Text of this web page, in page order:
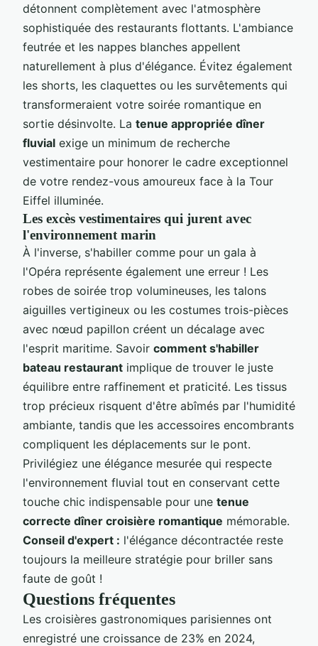
détonnent complètement avec l'atmosphère
sophistiquée des restaurants flottants. L'ambiance
feutrée et les nappes blanches appellent
naturellement à plus d'élégance. Évitez également
les shorts, les claquettes ou les survêtements qui
transformeraient votre soirée romantique en
sortie désinvolte. La tenue appropriée dîner
fluvial exige un minimum de recherche
vestimentaire pour honorer le cadre exceptionnel
de votre rendez-vous amoureux face à la Tour
Eiffel illuminée.
Les excès vestimentaires qui jurent avec
l'environnement marin
À l'inverse, s'habiller comme pour un gala à
l'Opéra représente également une erreur ! Les
robes de soirée trop volumineuses, les talons
aiguilles vertigineux ou les costumes trois-pièces
avec nœud papillon créent un décalage avec
l'esprit maritime. Savoir comment s'habiller
bateau restaurant implique de trouver le juste
équilibre entre raffinement et praticité. Les tissus
trop précieux risquent d'être abîmés par l'humidité
ambiante, tandis que les accessoires encombrants
compliquent les déplacements sur le pont.
Privilégiez une élégance mesurée qui respecte
l'environnement fluvial tout en conservant cette
touche chic indispensable pour une tenue
correcte dîner croisière romantique mémorable.
Conseil d'expert : l'élégance décontractée reste
toujours la meilleure stratégie pour briller sans
faute de goût !
Questions fréquentes
Les croisières gastronomiques parisiennes ont
enregistré une croissance de 23% en 2024,